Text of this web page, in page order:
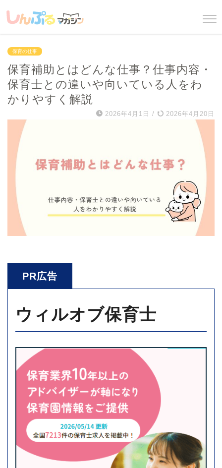
保育の仕事
保育補助とはどんな仕事？仕事内容・
保育士との違いや向いている人をわ
かりやすく解説
2026年4月1日 / 2026年4月20日
PR広告
ウィルオブ保育士